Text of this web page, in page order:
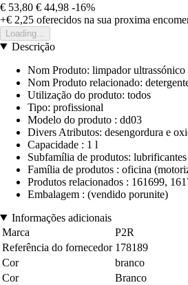
€ 53,80 € 44,98 -16%
+€ 2,25 oferecidos na sua proxima
Loading...
Descrição
Nom Produto: limpador ultrassónico
Nom Produto relacionado:
Utilização do produto: todos
Tipo: profissional
Modelo do produto : dd03
Divers Atributos: desengordura e
Capacidade : 1 l
Subfamília de produtos: lubrificantes
Família de produtos : oficina
Produtos relacionados : 161699,
Embalagem : (vendido porunite)
Informações adicionais
Marca
P2R
Referência do fornecedor 178189
Cor
branco
Cor
Branco